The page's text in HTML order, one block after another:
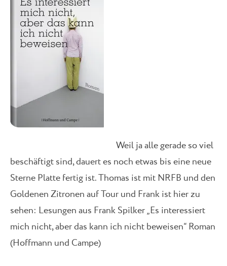
Weil ja alle gerade so viel
beschäftigt sind, dauert es noch etwas bis eine neue
Sterne Platte fertig ist. Thomas ist mit NRFB und den
Goldenen Zitronen auf Tour und Frank ist hier zu
sehen: Lesungen aus Frank Spilker „Es interessiert
mich nicht, aber das kann ich nicht beweisen“ Roman
(Hoffmann und Campe)